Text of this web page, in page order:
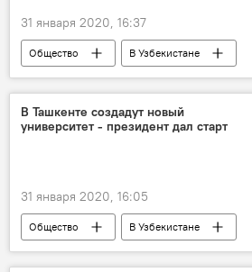
31 января 2020, 16:37
Общество
В Узбекистане
Узбекистан
Таджикистан
демаркация
госграница
МИД Узбекистана
Политика
В Ташкенте создадут новый
университет - президент дал старт
31 января 2020, 16:05
Общество
В Узбекистане
Президент
Шавкат Мирзиёев